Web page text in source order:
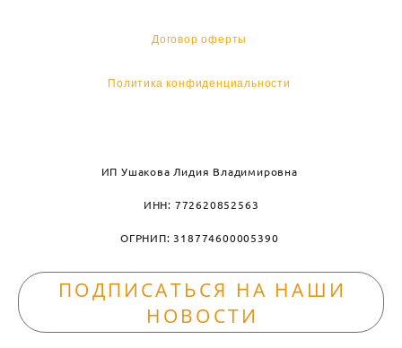
Договор оферты
Политика конфиденциальности
ИП Ушакова Лидия Владимировна
ИНН: 772620852563
ОГРНИП: 318774600005390
ПОДПИСАТЬСЯ НА НАШИ
НОВОСТИ